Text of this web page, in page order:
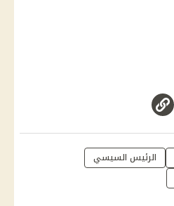
الرئيس السيسي